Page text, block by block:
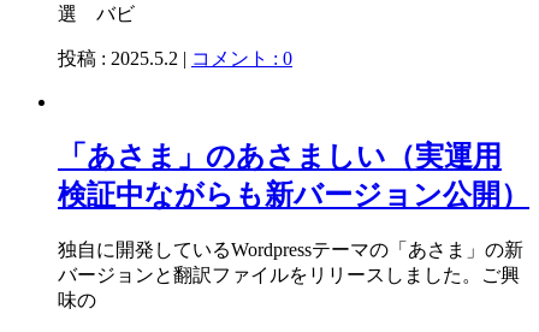
選 バビ
投稿 : 2025.5.2 | コメント : 0
「あさま」のあさましい（実運用
検証中ながらも新バージョン公開）
独自に開発しているWordpressテーマの「あさま」の新
バージョンと翻訳ファイルをリリースしました。ご興
味の